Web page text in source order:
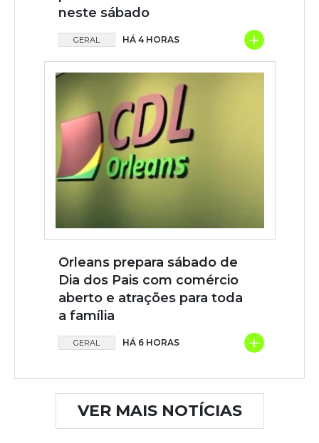
neste sábado
GERAL HÁ 4 HORAS +
Orleans prepara sábado de
Dia dos Pais com comércio
aberto e atrações para toda
a família
GERAL HÁ 6 HORAS +
VER MAIS NOTÍCIAS